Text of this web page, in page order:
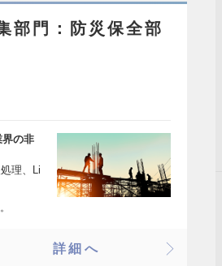
部門：防災保全部
の非
理、Li
詳細へ